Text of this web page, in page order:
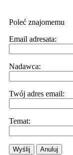
Poleć znajomemu
Email adresata:
Nadawca:
Twój adres email:
Temat:
Wyślij Anuluj